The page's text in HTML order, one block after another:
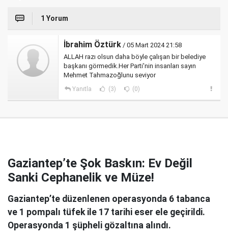
1 Yorum
İbrahim Öztürk / 05 Mart 2024 21:58
ALLAH razı olsun daha böyle çalışan bir belediye
başkanı görmedik.Her Parti'nin insanları sayın
Mehmet Tahmazoğlunu seviyor
Yanıtla (3) (0)
Gaziantep’te Şok Baskın: Ev Değil
Sanki Cephanelik ve Müze!
Gaziantep’te düzenlenen operasyonda 6 tabanca
ve 1 pompalı tüfek ile 17 tarihi eser ele geçirildi.
Operasyonda 1 şüpheli gözaltına alındı.